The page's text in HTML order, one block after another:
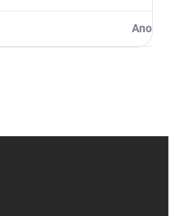
Ano